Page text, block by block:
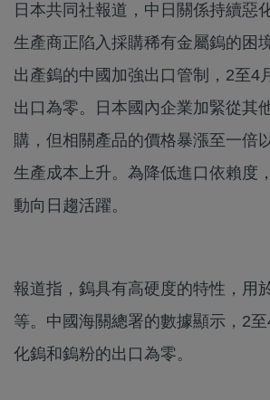
日本共同社報道，中日關係持續惡
生產商正陷入採購稀有金屬鎢的困
出產鎢的中國加強出口管制，2至4
出口為零。日本國內企業加緊從其
購，但相關產品的價格暴漲至一倍
生產成本上升。為降低進口依賴度
動向日趨活躍。
報道指，鎢具有高硬度的特性，用
等。中國海關總署的數據顯示，2
化鎢和鎢粉的出口為零。